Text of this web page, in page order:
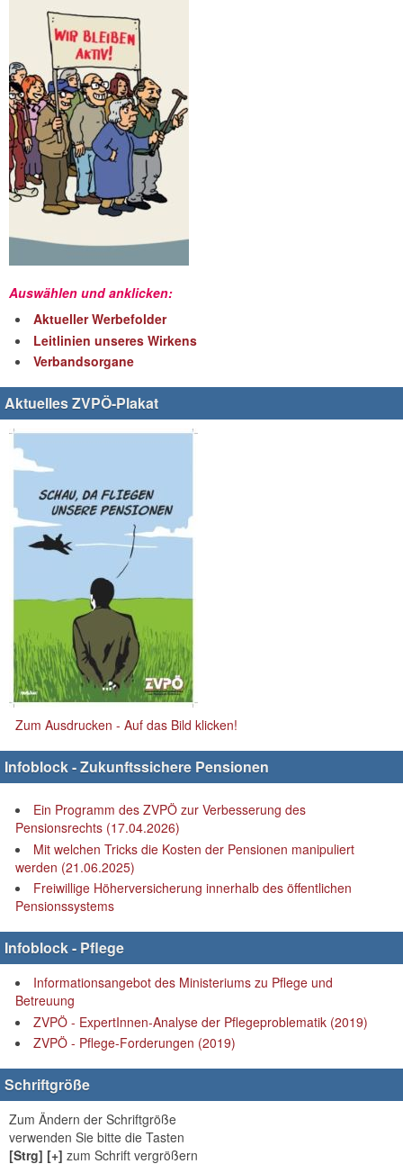
Auswählen und anklicken:
Aktueller Werbefolder
Leitlinien unseres Wirkens
Verbandsorgane
Aktuelles ZVPÖ-Plakat
Zum Ausdrucken - Auf das Bild klicken!
Infoblock - Zukunftssichere Pensionen
Ein Programm des ZVPÖ zur Verbesserung des
Pensionsrechts (17.04.2026)
Mit welchen Tricks die Kosten der Pensionen manipuliert
werden (21.06.2025)
Freiwillige Höherversicherung innerhalb des öffentlichen
Pensionssystems
Infoblock - Pflege
Informationsangebot des Ministeriums zu Pflege und
Betreuung
ZVPÖ - ExpertInnen-Analyse der Pflegeproblematik (2019)
ZVPÖ - Pflege-Forderungen (2019)
Schriftgröße
Zum Ändern der Schriftgröße
verwenden Sie bitte die Tasten
[Strg] [+] zum Schrift vergrößern